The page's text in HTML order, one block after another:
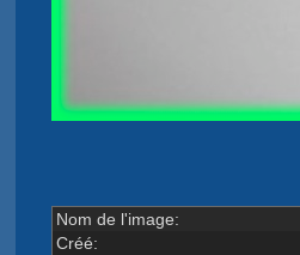
Nom de l'image:
Créé: